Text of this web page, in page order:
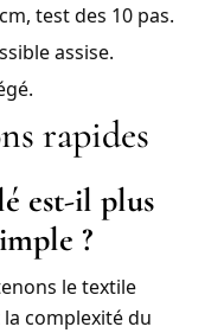
test des 10 pas.
assise.
rapides
est-il plus
?
le textile
complexité du